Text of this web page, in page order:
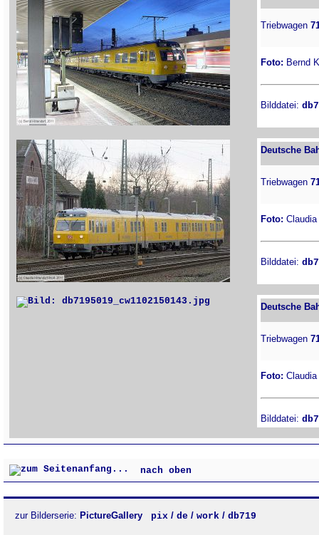
Triebwagen
Foto: Bernd
Bilddatei:
Deutsche
Triebwagen
Foto:
Bilddatei:
Deutsche
Triebwagen
Foto:
Bilddatei:
nach oben
zur Bilderserie: PictureGallery pix / de / work / db719